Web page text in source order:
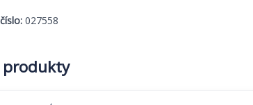
027558
produkty